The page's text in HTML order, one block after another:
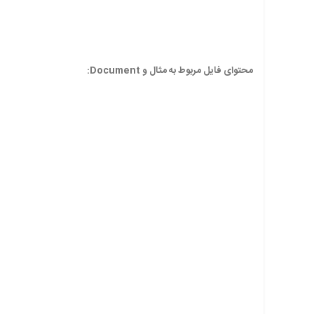
محتوای فایل مربوط به مثال و Document: